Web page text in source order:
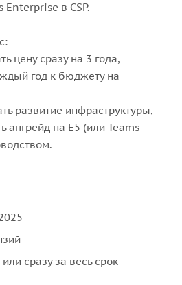
Enterprise в CSP.
цену сразу на 3 года,
год к бюджету на
развитие инфраструктуры,
на E5 (или Teams
сразу за весь срок